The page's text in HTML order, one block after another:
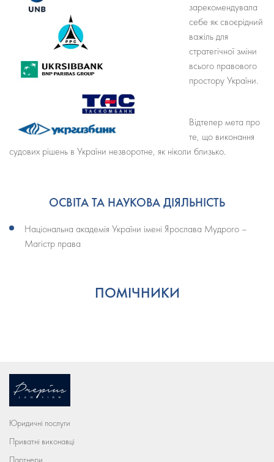
зарекомендувала
себе як своєрідний
важіль для
стратегічної зміни
всього правового
простору України.
Відтепер мета про
те, що виконання
судових рішень в України незворотне, як ніколи близько.
ОСВІТА ТА НАУКОВА ДІЯЛЬНІСТЬ
Національна академія України імені Ярослава Мудрого –
Магістр права
ПОМІЧНИКИ
Юридичні послуги
Приватні виконавці
Партнери